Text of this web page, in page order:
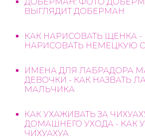
ДОБЕРМАН: ФОТО
ВЫГЛЯДИТ ДОБЕРМАН
КАК НАРИСОВАТЬ ЩЕНКА -
НАРИСОВАТЬ НЕМЕЦКУЮ
ИМЕНА ДЛЯ ЛАБРАДОРА
ДЕВОЧКИ - КАК НАЗВАТЬ
МАЛЬЧИКА
КАК УХАЖИВАТЬ ЗА
ДОМАШНЕГО УХОДА - КАК
ЧИХУАХУА